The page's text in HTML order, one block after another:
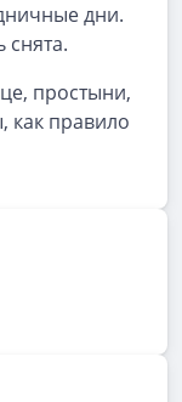
дни.
простыни,
как правило